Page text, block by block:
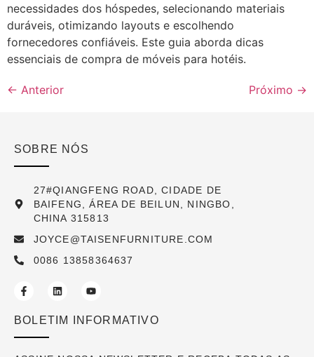
necessidades dos hóspedes, selecionando materiais
duráveis, otimizando layouts e escolhendo
fornecedores confiáveis. Este guia aborda dicas
essenciais de compra de móveis para hotéis.
← Anterior Próximo →
SOBRE NÓS
27#QIANGFENG ROAD, CIDADE DE
BAIFENG, ÁREA DE BEILUN, NINGBO,
CHINA 315813
JOYCE@TAISENFURNITURE.COM
0086 13858364637
BOLETIM INFORMATIVO